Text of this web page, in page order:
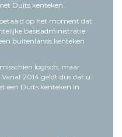
Duits kenteken.
op het moment dat
basisadministratie
buitenlands kenteken
logisch, maar
2014 geldt dus dat u
een Duits kenteken in